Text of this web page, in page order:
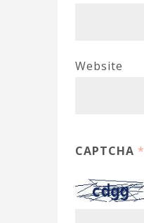
Website
CAPTCHA *